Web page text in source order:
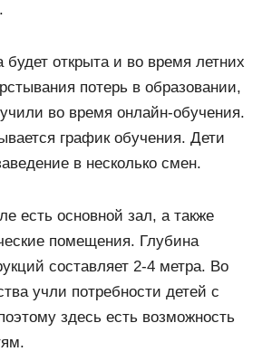
открыта и во время летних
потерь в образовании,
во время онлайн-обучения.
график обучения. Дети
в несколько смен.
есть основной зал, а также
помещения. Глубина
составляет 2-4 метра. Во
учли потребности детей с
здесь есть возможность